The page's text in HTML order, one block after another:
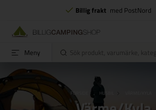
Billig frakt med PostNord
Meny
FORSIDE HUSBIL